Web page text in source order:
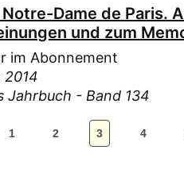
Dame de Paris.
und zum
im Abonnement
2014
Jahrbuch - Band 134
1 2 3 4